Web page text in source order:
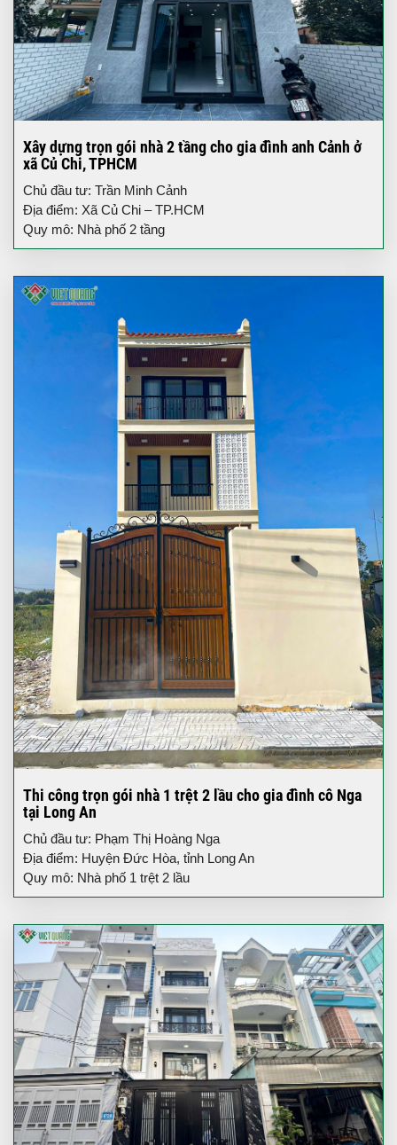
Xây dựng trọn gói nhà 2 tầng cho gia đình anh Cảnh ở
xã Củ Chi, TPHCM
Chủ đầu tư: Trần Minh Cảnh
Địa điểm: Xã Củ Chi – TP.HCM
Quy mô: Nhà phố 2 tầng
Thi công trọn gói nhà 1 trệt 2 lầu cho gia đình cô Nga
tại Long An
Chủ đầu tư: Phạm Thị Hoàng Nga
Địa điểm: Huyện Đức Hòa, tỉnh Long An
Quy mô: Nhà phố 1 trệt 2 lầu